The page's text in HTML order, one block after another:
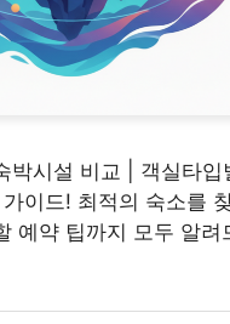
박시설 비교 | 객실타입
이드! 최적의 숙소를
예약 팁까지 모두 알려